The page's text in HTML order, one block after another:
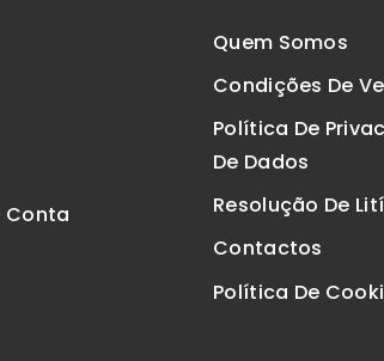
Conta
Quem Somos
Condições De
Política De
De Dados
Resolução De
Contactos
Política De